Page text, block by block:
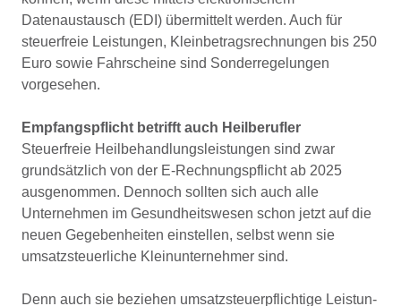
Datenaustausch (EDI) übermittelt werden. Auch für
steuerfreie Leistungen, Kleinbetragsrechnungen bis 250
Euro sowie Fahrscheine sind Sonderregelungen
vorgesehen.
Empfangspflicht betrifft auch Heilberufler
Steuerfreie Heilbehandlungsleistungen sind zwar
grundsätzlich von der E-Rechnungspflicht ab 2025
ausgenommen. Dennoch sollten sich auch alle
Unternehmen im Gesundheitswesen schon jetzt auf die
neuen Gegebenheiten einstellen, selbst wenn sie
umsatzsteuerliche Kleinunternehmer sind.
Denn auch sie beziehen umsatzsteuerpflichtige Leistun-